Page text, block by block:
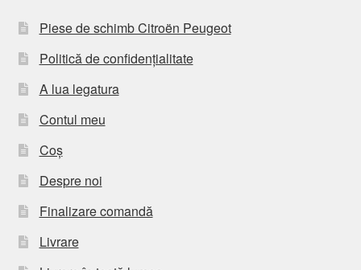
Piese de schimb Citroën Peugeot
Politică de confidențialitate
A lua legatura
Contul meu
Coș
Despre noi
Finalizare comandă
Livrare